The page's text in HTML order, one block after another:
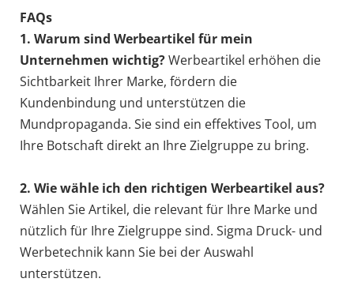
FAQs
1. Warum sind Werbeartikel für mein
Unternehmen wichtig?Werbeartikel erhöhen die
Sichtbarkeit Ihrer Marke, fördern die
Kundenbindung und unterstützen die
Mundpropaganda. Sie sind ein effektives Tool, um
Ihre Botschaft direkt an Ihre Zielgruppe zu bring.
2. Wie wähle ich den richtigen Werbeartikel aus?
Wählen Sie Artikel, die relevant für Ihre Marke und
nützlich für Ihre Zielgruppe sind. Sigma Druck- und
Werbetechnik kann Sie bei der Auswahl
unterstützen.